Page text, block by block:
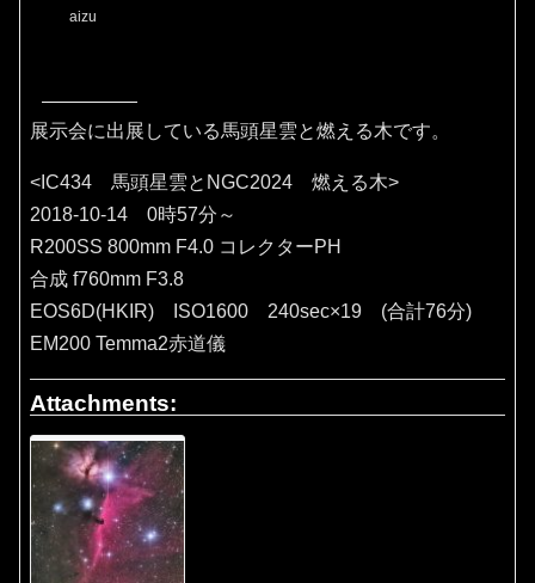
aizu
展示会に出展している馬頭星雲と燃える木です。
<IC434 馬頭星雲とNGC2024 燃える木>
2018-10-14 0時57分～
R200SS 800mm F4.0 コレクターPH
合成 f760mm F3.8
EOS6D(HKIR) ISO1600 240sec×19 (合計76分)
EM200 Temma2赤道儀
Attachments: